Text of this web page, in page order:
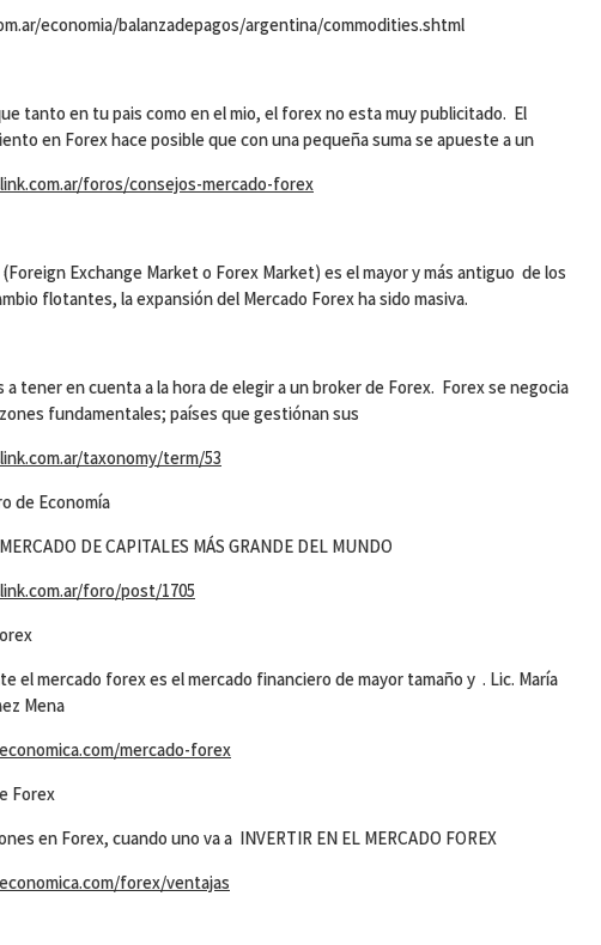
economia/balanzadepagos/argentina/commodities.shtml
tanto en tu pais como en el mio, el forex no esta muy publicitado. El
en Forex hace posible que con una pequeña suma se apueste a un
foros/consejos-mercado-forex
Exchange Market o Forex Market) es el mayor y más antiguo de los
flotantes, la expansión del Mercado Forex ha sido masiva.
a tener en cuenta a la hora de elegir a un broker de Forex. Forex se negocia
fundamentales; países que gestiónan sus
taxonomy/term/53
de Economía
DE CAPITALES MÁS GRANDE DEL MUNDO
foro/post/1705
el mercado forex es el mercado financiero de mayor tamaño y . Lic. María
Mena
mercado-forex
Forex
en Forex, cuando uno va a INVERTIR EN EL MERCADO FOREX
forex/ventajas